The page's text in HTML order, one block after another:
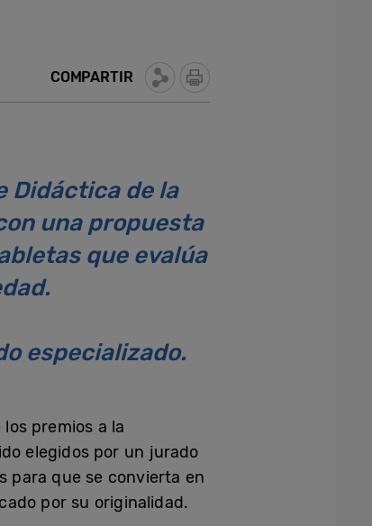
COMPARTIR
Didáctica de la
una propuesta
que evalúa
especializado.
premios a la
elegidos por un jurado
para que se convierta en
por su originalidad.